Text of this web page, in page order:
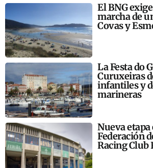
El BNG
marcha de
Covas y
La Festa do
Curuxeiras
infantiles y
marineras
Nueva etapa
Federación
Racing Club